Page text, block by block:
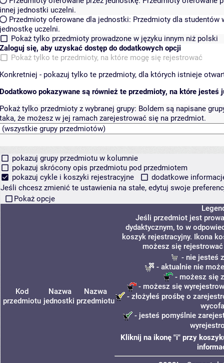
innej jednostki uczelni.
Przedmioty oferowane dla jednostki: Przedmioty dla studentów
jednostkę uczelni.
Pokaż tylko przedmioty prowadzone w języku innym niż polski
Zaloguj się, aby uzyskać dostęp do dodatkowych opcji
Pokaż tylko te przedmioty, na które mogę się rejestrować
Konkretniej - pokazuj tylko te przedmioty, dla których istnieje
Dodatkowo pokazywane są również te przedmioty, na które jesteś
Pokaż tylko przedmioty z wybranej grupy: Boldem są napisane
taka, że możesz w jej ramach zarejestrować się na przedmiot.
pokazuj grupy przedmiotu w kolumnie
pokazuj skrócony opis przedmiotu pod przedmiotem
pokazuj cykle i koszyki rejestracyjne
dodatkowe
Jeśli chcesz zmienić te ustawienia na stałe, edytuj swoje
Pokaż opcje
Kod
przedmiotu
Nazwa
jednostki
Nazwa
przedmiotu
Jeśli przedmiot jest
dydaktycznym, to w
koszyk rejestracyjny. Ikona
możesz się
- nie jesteś
- aktualnie nie
- możesz się
- możesz się
- złożyłeś prośbę o
- jesteś pomyślnie
Kliknij na ikonę "i" przy